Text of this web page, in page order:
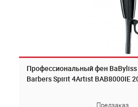
Профессиональный фен BaByliss
Barbers Spirit 4Artist BAB8000IE
Предзаказ